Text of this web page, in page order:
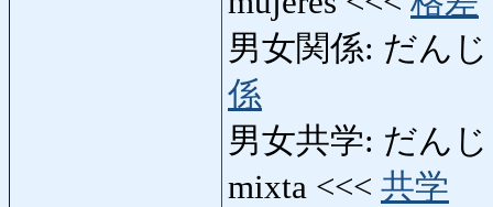
男女関係: だん
係
男女共学: だん
mixta <<< 共学